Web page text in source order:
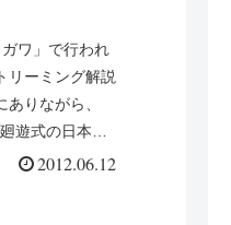
ワ」で行われ
ーミング解説
りながら、
遊式の日本庭
2012.06.12